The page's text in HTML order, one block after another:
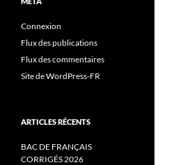
Connexion
Flux des publications
Flux des commentaires
Site de WordPress-FR
ARTICLES RÉCENTS
BAC DE FRANÇAIS
CORRIGÉS 2026